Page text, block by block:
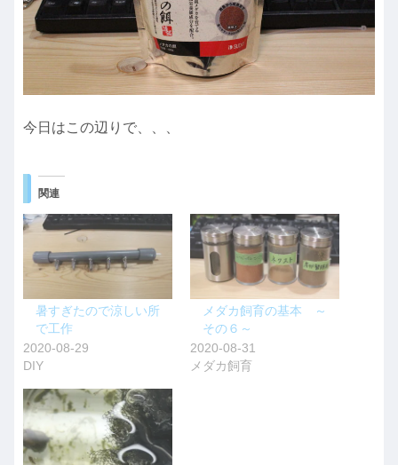
今日はこの辺りで、、、
関連
暑すぎたので涼しい所
で工作
2020-08-29
DIY
メダカ飼育の基本 ～
その６～
2020-08-31
メダカ飼育